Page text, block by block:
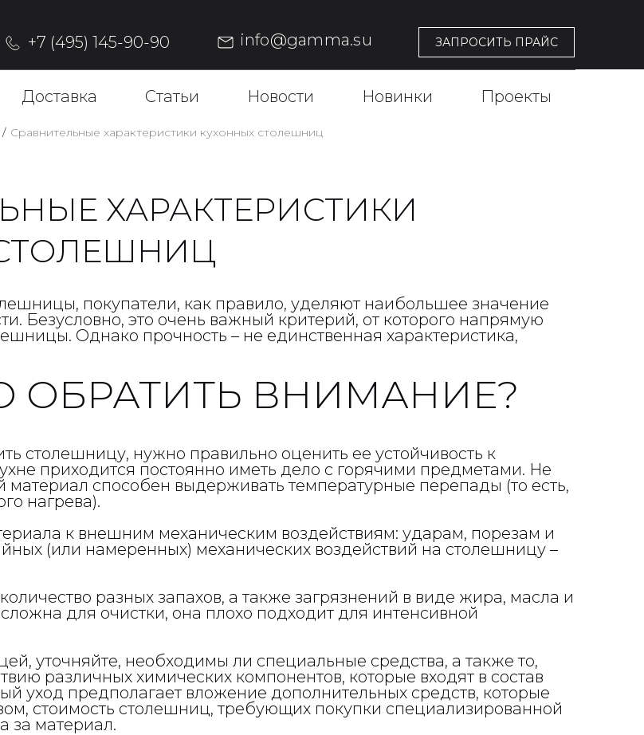
+7 (495) 145-90-90 info@gamma.su ЗАПРОСИТЬ ПРАЙС
Доставка Статьи Новости Новинки Проекты
Сравнительные характеристики кухонных столешниц
ХАРАКТЕРИСТИКИ
покупатели, как правило, уделяют наибольшее значение
Безусловно, это очень важный критерий, от которого напрямую
Однако прочность – не единственная характеристика,
ОБРАТИТЬ ВНИМАНИЕ?
столешницу, нужно правильно оценить ее устойчивость к
приходится постоянно иметь дело с горячими предметами. Не
способен выдерживать температурные перепады (то есть,
нагрева).
к внешним механическим воздействиям: ударам, порезам и
(или намеренных) механических воздействий на столешницу –
разных запахов, а также загрязнений в виде жира, масла и
для очистки, она плохо подходит для интенсивной
уточняйте, необходимы ли специальные средства, а также то,
различных химических компонентов, которые входят в состав
уход предполагает вложение дополнительных средств, которые
стоимость столешниц, требующих покупки специализированной
за материал.